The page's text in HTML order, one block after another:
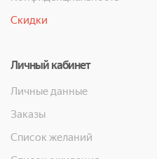
Скидки
Личный кабинет
Личные данные
Заказы
Список желаний